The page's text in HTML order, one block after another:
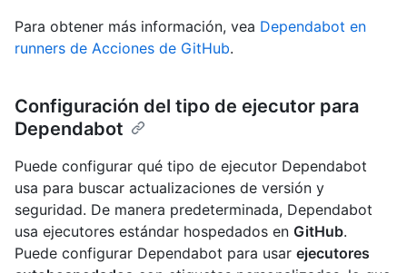
Para obtener más información, vea Dependabot en
runners de Acciones de GitHub.
Configuración del tipo de ejecutor para
Dependabot
Puede configurar qué tipo de ejecutor Dependabot
usa para buscar actualizaciones de versión y
seguridad. De manera predeterminada, Dependabot
usa ejecutores estándar hospedados en GitHub.
Puede configurar Dependabot para usar ejecutores